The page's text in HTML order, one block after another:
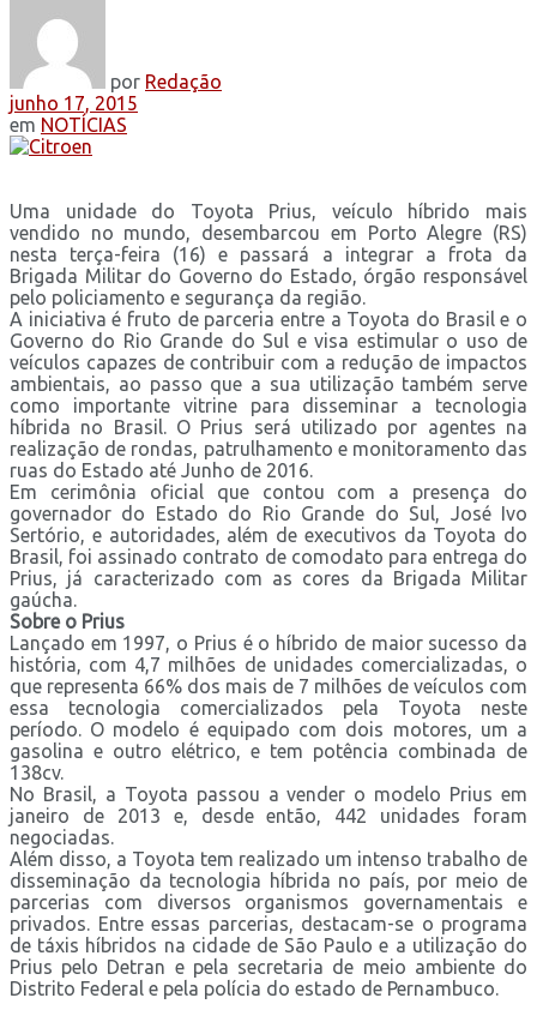
por Redação
junho 17, 2015
em NOTÍCIAS
Uma unidade do Toyota Prius, veículo híbrido mais
vendido no mundo, desembarcou em Porto Alegre (RS)
nesta terça-feira (16) e passará a integrar a frota da
Brigada Militar do Governo do Estado, órgão responsável
pelo policiamento e segurança da região.
A iniciativa é fruto de parceria entre a Toyota do Brasil e o
Governo do Rio Grande do Sul e visa estimular o uso de
veículos capazes de contribuir com a redução de impactos
ambientais, ao passo que a sua utilização também serve
como importante vitrine para disseminar a tecnologia
híbrida no Brasil. O Prius será utilizado por agentes na
realização de rondas, patrulhamento e monitoramento das
ruas do Estado até Junho de 2016.
Em cerimônia oficial que contou com a presença do
governador do Estado do Rio Grande do Sul, José Ivo
Sertório, e autoridades, além de executivos da Toyota do
Brasil, foi assinado contrato de comodato para entrega do
Prius, já caracterizado com as cores da Brigada Militar
gaúcha.
Sobre o Prius
Lançado em 1997, o Prius é o híbrido de maior sucesso da
história, com 4,7 milhões de unidades comercializadas, o
que representa 66% dos mais de 7 milhões de veículos com
essa tecnologia comercializados pela Toyota neste
período. O modelo é equipado com dois motores, um a
gasolina e outro elétrico, e tem potência combinada de
138cv.
No Brasil, a Toyota passou a vender o modelo Prius em
janeiro de 2013 e, desde então, 442 unidades foram
negociadas.
Além disso, a Toyota tem realizado um intenso trabalho de
disseminação da tecnologia híbrida no país, por meio de
parcerias com diversos organismos governamentais e
privados. Entre essas parcerias, destacam-se o programa
de táxis híbridos na cidade de São Paulo e a utilização do
Prius pelo Detran e pela secretaria de meio ambiente do
Distrito Federal e pela polícia do estado de Pernambuco.